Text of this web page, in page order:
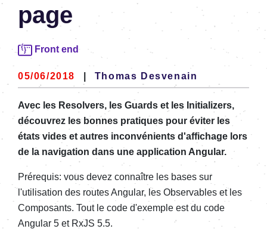
page
Front end
05/06/2018 Thomas Desvenain
Avec les Resolvers, les Guards et les Initializers,
découvrez les bonnes pratiques pour éviter les
états vides et autres inconvénients d'affichage lors
de la navigation dans une application Angular.
Prérequis: vous devez connaître les bases sur
l'utilisation des routes Angular, les Observables et les
Composants. Tout le code d'exemple est du code
Angular 5 et RxJS 5.5.